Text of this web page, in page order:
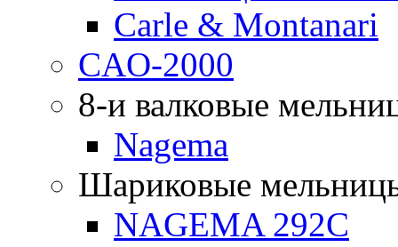
Carle & Montanari
CAO-2000
8-и валковые
Nagema
Шариковые
NAGEMA 292C